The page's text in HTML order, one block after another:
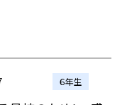
６年生